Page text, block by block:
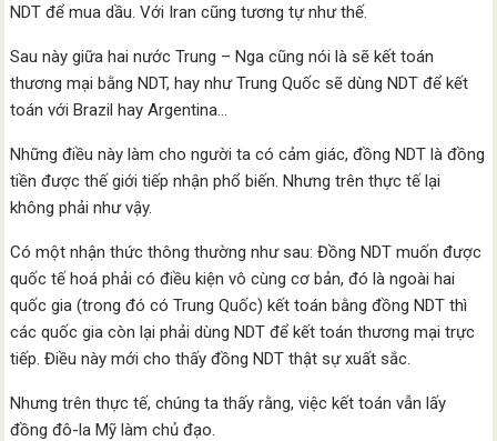
NDT để mua dầu. Với Iran cũng tương tự như thế.
Sau này giữa hai nước Trung – Nga cũng nói là sẽ kết toán
thương mại bằng NDT, hay như Trung Quốc sẽ dùng NDT để kết
toán với Brazil hay Argentina…
Những điều này làm cho người ta có cảm giác, đồng NDT là đồng
tiền được thế giới tiếp nhận phổ biến. Nhưng trên thực tế lại
không phải như vậy.
Có một nhận thức thông thường như sau: Đồng NDT muốn được
quốc tế hoá phải có điều kiện vô cùng cơ bản, đó là ngoài hai
quốc gia (trong đó có Trung Quốc) kết toán bằng đồng NDT thì
các quốc gia còn lại phải dùng NDT để kết toán thương mại trực
tiếp. Điều này mới cho thấy đồng NDT thật sự xuất sắc.
Nhưng trên thực tế, chúng ta thấy rằng, việc kết toán vẫn lấy
đồng đô-la Mỹ làm chủ đạo.